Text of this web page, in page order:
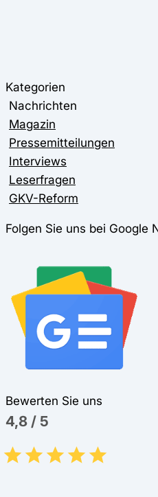
Kategorien
Nachrichten
Magazin
Pressemitteilungen
Interviews
Leserfragen
GKV-Reform
Folgen Sie uns bei Google
Bewerten Sie uns
4,8 / 5